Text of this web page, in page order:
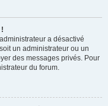
a désactivé
un administrateur ou un
des messages privés. Pour
du forum.